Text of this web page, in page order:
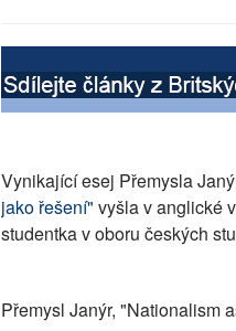
Vynikající esej Přemysla
jako řešení" vyšla v anglické
studentka v oboru českých
Přemysl Janýr, "Nationalism